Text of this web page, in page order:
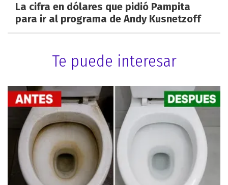
La cifra en dólares que pidió Pampita
para ir al programa de Andy Kusnetzoff
Te puede interesar